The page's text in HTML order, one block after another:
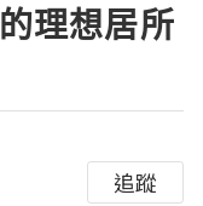
理想居所
追蹤